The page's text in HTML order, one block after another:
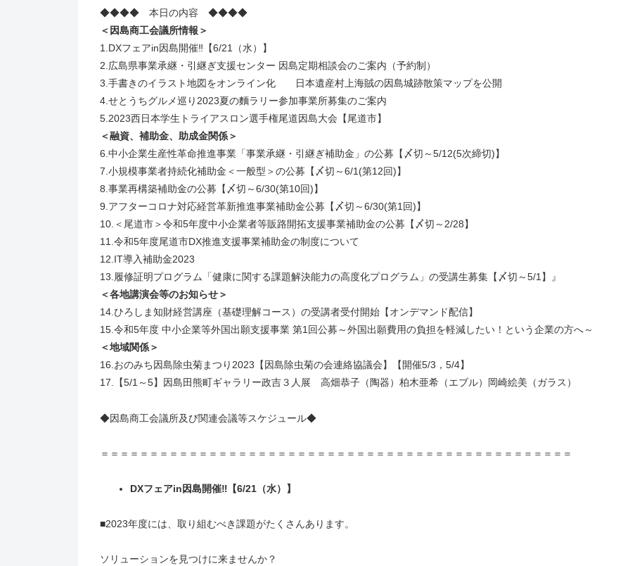
◆◆◆◆ 本日の内容 ◆◆◆◆
＜因島商工会議所情報＞
1.DXフェアin因島開催‼【6/21（水）】
2.広島県事業承継・引継ぎ支援センター 因島定期相談会のご案内（予約制）
3.手書きのイラスト地図をオンライン化 日本遺産村上海賊の因島城跡散策マップを公開
4.せとうちグルメ巡り2023夏の麵ラリー参加事業所募集のご案内
5.2023西日本学生トライアスロン選手権尾道因島大会【尾道市】
＜融資、補助金、助成金関係＞
6.中小企業生産性革命推進事業「事業承継・引継ぎ補助金」の公募【〆切～5/12(5次締切)】
7.小規模事業者持続化補助金＜一般型＞の公募【〆切～6/1(第12回)】
8.事業再構築補助金の公募【〆切～6/30(第10回)】
9.アフターコロナ対応経営革新推進事業補助金公募【〆切～6/30(第1回)】
10.＜尾道市＞令和5年度中小企業者等販路開拓支援事業補助金の公募【〆切～2/28】
11.令和5年度尾道市DX推進支援事業補助金の制度について
12.IT導入補助金2023
13.履修証明プログラム「健康に関する課題解決能力の高度化プログラム」の受講生募集【〆切～5/1】』
＜各地講演会等のお知らせ＞
14.ひろしま知財経営講座（基礎理解コース）の受講者受付開始【オンデマンド配信】
15.令和5年度 中小企業等外国出願支援事業 第1回公募～外国出願費用の負担を軽減したい！という企業の方へ～
＜地域関係＞
16.おのみち因島除虫菊まつり2023【因島除虫菊の会連絡協議会】【開催5/3，5/4】
17.【5/1～5】因島田熊町ギャラリー政吉３人展 高畑恭子（陶器）柏木亜希（エブル）岡崎絵美（ガラス）
◆因島商工会議所及び関連会議等スケジュール◆
＝＝＝＝＝＝＝＝＝＝＝＝＝＝＝＝＝＝＝＝＝＝＝＝＝＝＝＝＝＝＝＝＝＝＝＝＝＝＝＝＝＝＝＝＝＝＝＝
DXフェアin因島開催‼【6/21（水）】
■2023年度には、取り組むべき課題がたくさんあります。
ソリューションを見つけに来ませんか？